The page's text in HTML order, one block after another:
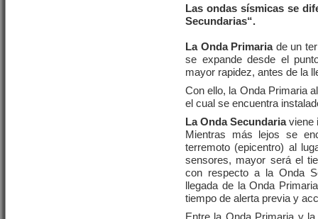
Las ondas sísmicas se
Secundarias“.
La Onda Primariade un
se expande desde el
mayor rapidez, antes de la
Con ello, la Onda Primaria
el cual se encuentra
La Onda Secundariaviene
Mientras más lejos se
terremoto (epicentro) al
sensores, mayor será el
con respecto a la Onda
llegada de la Onda
tiempo de alerta previa y
Entre la Onda Primaria y